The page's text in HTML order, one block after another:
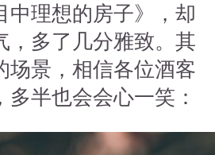
中理想的房子》，却
，多了几分雅致。其
场景，相信各位酒客
半也会会心一笑：